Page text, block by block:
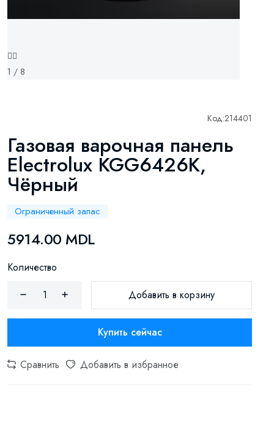
1 / 8
Код:214401
Газовая варочная панель
Electrolux KGG6426K,
Чёрный
Ограниченный запас
5914.00 MDL
Количество
Добавить в корзину
Купить сейчас
Сравнить Добавить в избранное